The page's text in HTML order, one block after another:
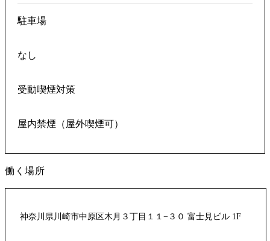
駐車場
なし
受動喫煙対策
屋内禁煙（屋外喫煙可）
働く場所
神奈川県川崎市中原区木月３丁目１１−３０ 富士見ビル 1F